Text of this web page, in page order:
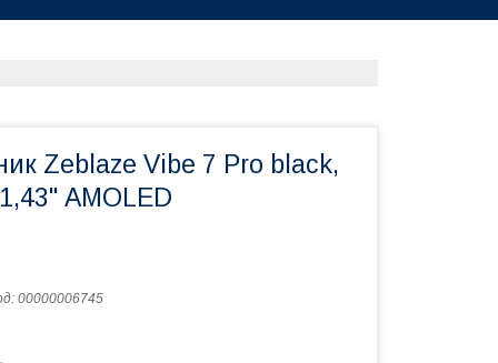
Zeblaze Vibe 7 Pro black,
AMOLED
00000006745